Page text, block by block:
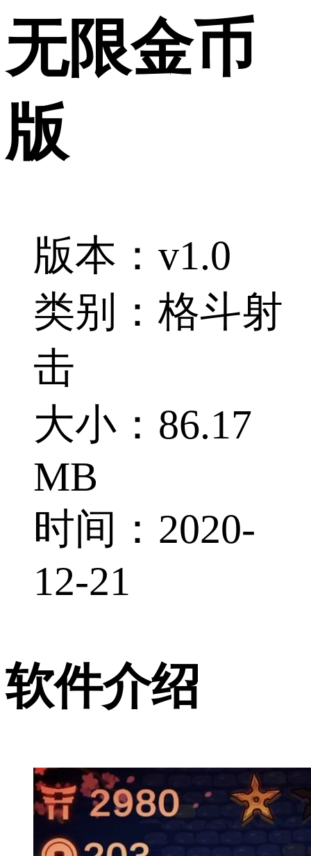
无限金币
版
版本：v1.0
类别：格斗射
击
大小：86.17
MB
时间：2020-
12-21
软件介绍